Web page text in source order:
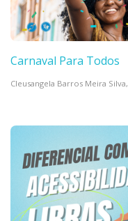
Carnaval Para Todos
Cleusangela Barros Meira Silva,